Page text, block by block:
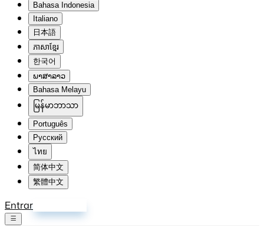
Bahasa Indonesia
Italiano
日本語
ភាសាខ្មែរ
한국어
ພາສາລາວ
Bahasa Melayu
မြန်မာဘာသာ
Português
Русский
ไทย
简体中文
繁體中文
Entrar